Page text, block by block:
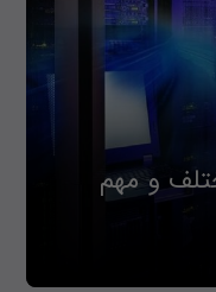
و مهم